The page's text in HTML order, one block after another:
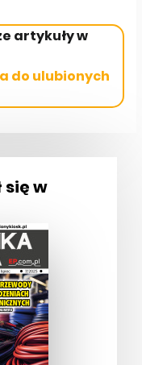
artykuły w
do ulubionych
się w